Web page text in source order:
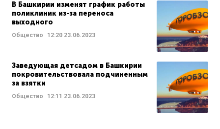
В Башкирии изменят график работы
поликлиник из-за переноса
выходного
Общество 12:20 23.06.2023
Заведующая детсадом в Башкирии
покровительствовала подчиненным
за взятки
Общество 12:11 23.06.2023